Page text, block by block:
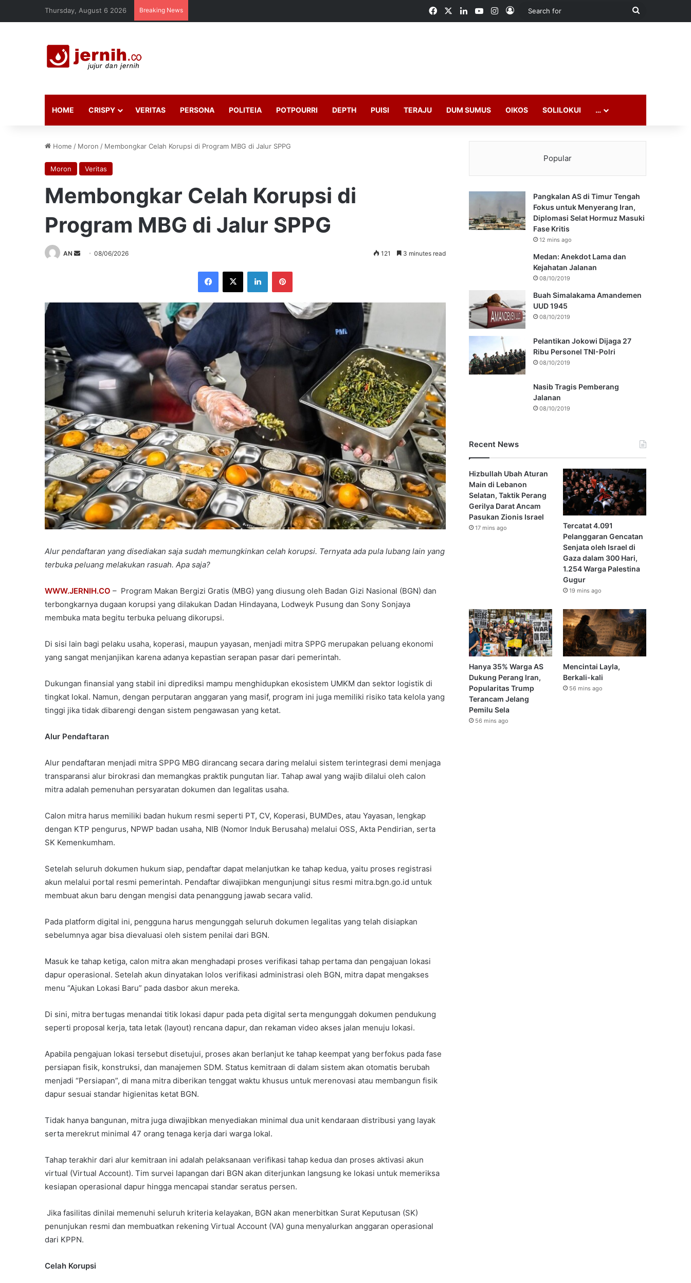
Thursday, August 6 2026 Breaking News FacebookLinkedInYouTubeInstagram
Log In
Search
HOME CRISPY VERITAS PERSONA POLITEIA POTPOURRI DEPTH PUISI TERAJU DUM SUMUS OIKOS SOLILOKUI …
Home / Moron / Membongkar Celah Korupsi di Program MBG di Jalur SPPG
Moron Veritas
Membongkar Celah Korupsi di
Program MBG di Jalur SPPG
AN
Send08/06/2026 121 3 minutes read
Facebook
X LinkedInPinterest
Alur pendaftaran yang disediakan saja sudah memungkinkan celah korupsi. Ternyata ada pula lubang lain yang
terbuka peluang melakukan rasuah. Apa saja?
WWW.JERNIH.CO – Program Makan Bergizi Gratis (MBG) yang diusung oleh Badan Gizi Nasional (BGN) dan
terbongkarnya dugaan korupsi yang dilakukan Dadan Hindayana, Lodweyk Pusung dan Sony Sonjaya
membuka mata begitu terbuka peluang dikorupsi.
Di sisi lain bagi pelaku usaha, koperasi, maupun yayasan, menjadi mitra SPPG merupakan peluang ekonomi
yang sangat menjanjikan karena adanya kepastian serapan pasar dari pemerintah.
Dukungan finansial yang stabil ini diprediksi mampu menghidupkan ekosistem UMKM dan sektor logistik di
tingkat lokal. Namun, dengan perputaran anggaran yang masif, program ini juga memiliki risiko tata kelola yang
tinggi jika tidak dibarengi dengan sistem pengawasan yang ketat.
Alur Pendaftaran
Alur pendaftaran menjadi mitra SPPG MBG dirancang secara daring melalui sistem terintegrasi demi menjaga
transparansi alur birokrasi dan memangkas praktik pungutan liar. Tahap awal yang wajib dilalui oleh calon
mitra adalah pemenuhan persyaratan dokumen dan legalitas usaha.
Calon mitra harus memiliki badan hukum resmi seperti PT, CV, Koperasi, BUMDes, atau Yayasan, lengkap
dengan KTP pengurus, NPWP badan usaha, NIB (Nomor Induk Berusaha) melalui OSS, Akta Pendirian, serta
SK Kemenkumham.
Setelah seluruh dokumen hukum siap, pendaftar dapat melanjutkan ke tahap kedua, yaitu proses registrasi
akun melalui portal resmi pemerintah. Pendaftar diwajibkan mengunjungi situs resmi mitra.bgn.go.id untuk
membuat akun baru dengan mengisi data penanggung jawab secara valid.
Pada platform digital ini, pengguna harus mengunggah seluruh dokumen legalitas yang telah disiapkan
sebelumnya agar bisa dievaluasi oleh sistem penilai dari BGN.
Masuk ke tahap ketiga, calon mitra akan menghadapi proses verifikasi tahap pertama dan pengajuan lokasi
dapur operasional. Setelah akun dinyatakan lolos verifikasi administrasi oleh BGN, mitra dapat mengakses
menu “Ajukan Lokasi Baru” pada dasbor akun mereka.
Di sini, mitra bertugas menandai titik lokasi dapur pada peta digital serta mengunggah dokumen pendukung
seperti proposal kerja, tata letak (layout) rencana dapur, dan rekaman video akses jalan menuju lokasi.
Apabila pengajuan lokasi tersebut disetujui, proses akan berlanjut ke tahap keempat yang berfokus pada fase
persiapan fisik, konstruksi, dan manajemen SDM. Status kemitraan di dalam sistem akan otomatis berubah
menjadi “Persiapan”, di mana mitra diberikan tenggat waktu khusus untuk merenovasi atau membangun fisik
dapur sesuai standar higienitas ketat BGN.
Tidak hanya bangunan, mitra juga diwajibkan menyediakan minimal dua unit kendaraan distribusi yang layak
serta merekrut minimal 47 orang tenaga kerja dari warga lokal.
Tahap terakhir dari alur kemitraan ini adalah pelaksanaan verifikasi tahap kedua dan proses aktivasi akun
virtual (Virtual Account). Tim survei lapangan dari BGN akan diterjunkan langsung ke lokasi untuk memeriksa
kesiapan operasional dapur hingga mencapai standar seratus persen.
Jika fasilitas dinilai memenuhi seluruh kriteria kelayakan, BGN akan menerbitkan Surat Keputusan (SK)
penunjukan resmi dan membuatkan rekening Virtual Account (VA) guna menyalurkan anggaran operasional
dari KPPN.
Celah Korupsi
Popular
Pangkalan AS di Timur Tengah
Fokus untuk Menyerang Iran,
Diplomasi Selat Hormuz Masuki
Fase Kritis
12 mins ago
Medan: Anekdot Lama dan
Kejahatan Jalanan
08/10/2019
Buah Simalakama Amandemen
UUD 1945
08/10/2019
Pelantikan Jokowi Dijaga 27
Ribu Personel TNI-Polri
08/10/2019
Nasib Tragis Pemberang
Jalanan
08/10/2019
Recent News
Hizbullah Ubah Aturan
Main di Lebanon
Selatan, Taktik Perang
Gerilya Darat Ancam
Pasukan Zionis Israel
17 mins ago
Tercatat 4.091
Pelanggaran Gencatan
Senjata oleh Israel di
Gaza dalam 300 Hari,
1.254 Warga Palestina
Gugur
19 mins ago
Hanya 35% Warga AS
Dukung Perang Iran,
Popularitas Trump
Terancam Jelang
Pemilu Sela
56 mins ago
Mencintai Layla,
Berkali-kali
56 mins ago